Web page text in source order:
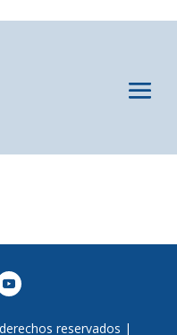
reservados |